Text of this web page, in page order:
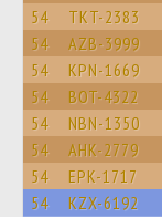
54 TKT-2383
54 AZB-3999
54 KPN-1669
54 BOT-4322
54 NBN-1350
54 AHK-2779
54 EPK-1717
54 KZX-6192